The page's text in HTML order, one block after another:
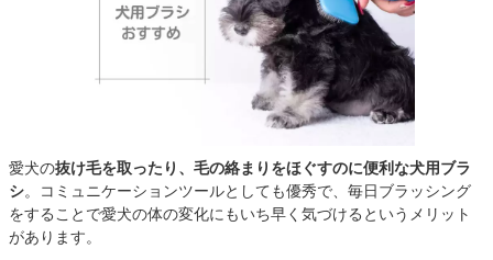
愛犬の抜け毛を取ったり、毛の絡まりをほぐすのに便利な犬用ブラ
シ。コミュニケーションツールとしても優秀で、毎日ブラッシング
をすることで愛犬の体の変化にもいち早く気づけるというメリット
があります。